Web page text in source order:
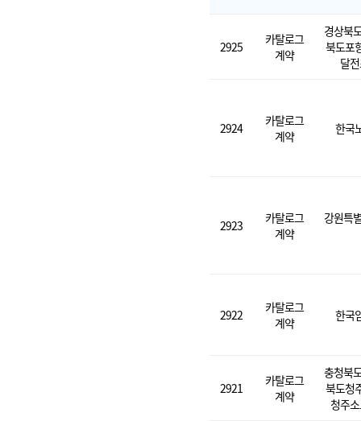
2925
카탈로그
계약
경상북
북도포
달
2924
카탈로그
계약
한국
2923
카탈로그
계약
강원특
2922
카탈로그
계약
한국
2921
카탈로그
계약
충청북
북도청
청주